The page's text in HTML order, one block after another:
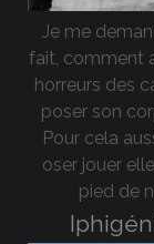
Je me
fait, comment
horreurs des
poser son
Pour cela
oser jouer
pied de